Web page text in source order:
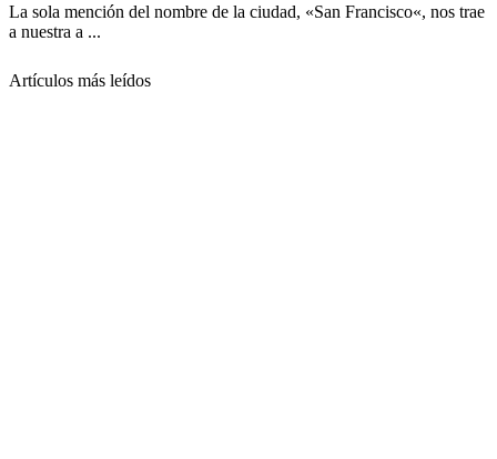
La sola mención del nombre de la ciudad, «San Francisco«, nos trae
a nuestra a ...
Artículos más leídos